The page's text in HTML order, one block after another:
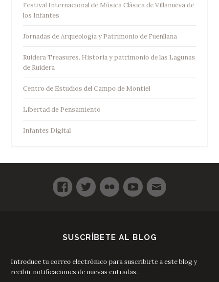
Festival Internacional de Música Clásica de Villanueva de
los Infantes
Jornadas de Arqueología y Patrimonio de Fuenllana
Ruidera Treasures. Historia y patrimonio de las Lagunas
de Ruidera
Centro de Estudios del Campo de Montiel
Libertad de Pensamiento
Infantes Digital
SUSCRÍBETE AL BLOG
Introduce tu correo electrónico para suscribirte a este blog y
recibir notificaciones de nuevas entradas.